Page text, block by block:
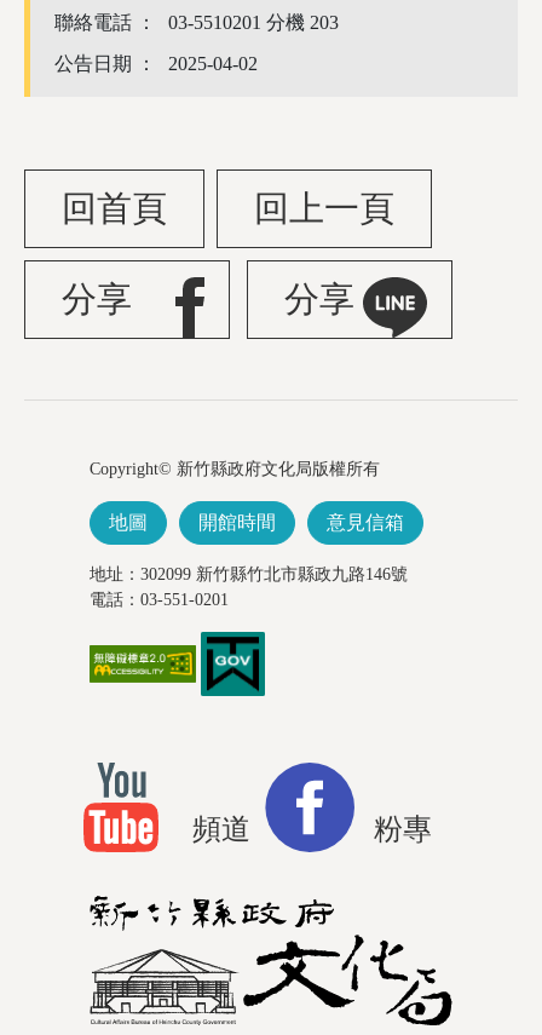
聯絡電話 ：
03-5510201 分機 203
公告日期 ：
2025-04-02
回首頁 回上一頁
分享 分享
Copyright© 新竹縣政府文化局版權所有
地圖 開館時間 意見信箱
地址：302099 新竹縣竹北市縣政九路146號
電話：03-551-0201
頻道 粉專